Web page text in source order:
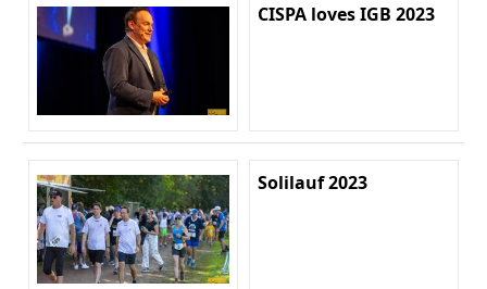
CISPA loves IGB 2023
Solilauf 2023